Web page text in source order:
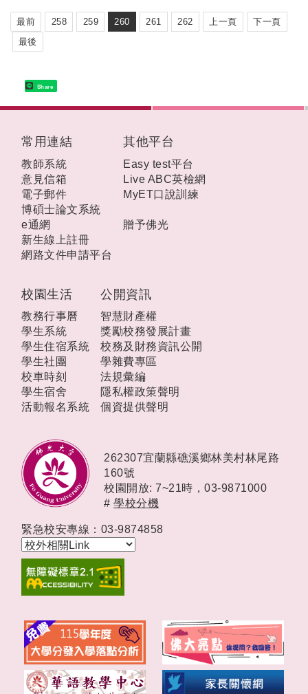
最前 258 259 260 261 262 上一頁
下一頁
最後
Share
校園生活
教務行事曆
學生系統
學生住宿系統
學生社團
校車時刻
學生宿舍
活動報名系統
公開資訊
智慧財產權
獎勵校務發展計畫
校務及財務資訊公開
學雜費專區
法規彙編
隱私權政策聲明
個資提供聲明
常用連結
教師系統
意見信箱
電子郵件
博碩士論文系統
e通網
新生線上註冊
網路文件申請平台
其他平台
Easy test平台
Live ABC英檢網
MyET口說訓練
贈予佛光
262307宜蘭縣礁溪鄉林美村林尾路
160號
校園開放: 7~21時， 03-9871000
# 學校分機
緊急校安專線：03-9874858